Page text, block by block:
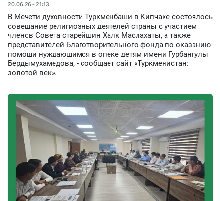
20.06.26 - 21:13
В Мечети духовности Туркменбаши в Кипчаке состоялось
совещание религиозных деятелей страны с участием
членов Совета старейшин Халк Маслахаты, а также
представителей Благотворительного фонда по оказанию
помощи нуждающимся в опеке детям имени Гурбангулы
Бердымухамедова, - сообщает сайт «Туркменистан:
золотой век».